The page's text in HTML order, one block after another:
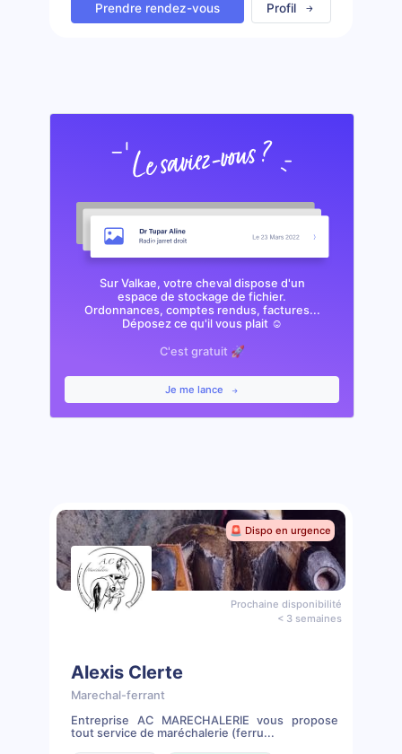
Prendre rendez-vous Profil
Sur Valkae, votre cheval dispose d'un
espace de stockage de fichier.
Ordonnances, comptes rendus, factures...
Déposez ce qu'il vous plait ☺️
C'est gratuit 🚀
Je me lance
🚨 Dispo en urgence
Prochaine disponibilité
< 3 semaines
Alexis Clerte
Marechal-ferrant
Entreprise AC MARECHALERIE vous propose
tout service de maréchalerie (ferru...